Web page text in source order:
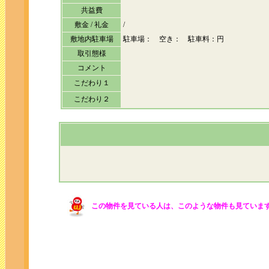
共益費
敷金 / 礼金
/
敷地内駐車場
駐車場： 空き： 駐車料：円
取引態様
コメント
こだわり１
こだわり２
この物件を見ている人は、このような物件も見ています